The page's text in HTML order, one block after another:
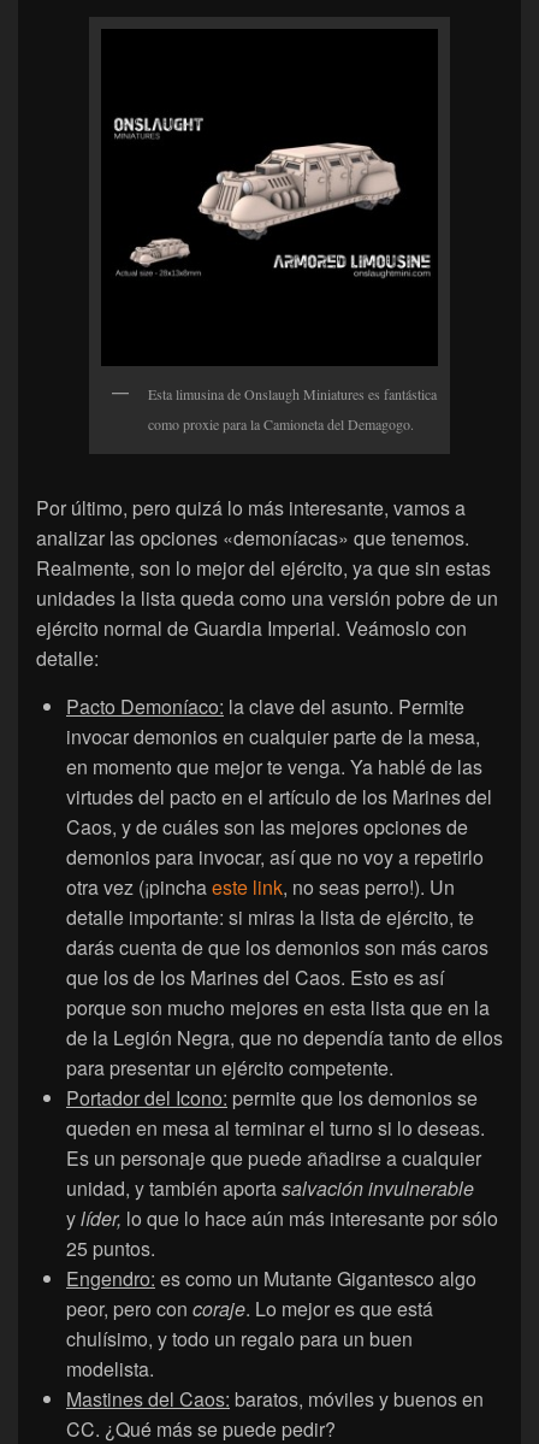
Esta limusina de Onslaugh Miniatures es fantástica
como proxie para la Camioneta del Demagogo.
Por último, pero quizá lo más interesante, vamos a
analizar las opciones «demoníacas» que tenemos.
Realmente, son lo mejor del ejército, ya que sin estas
unidades la lista queda como una versión pobre de un
ejército normal de Guardia Imperial. Veámoslo con
detalle:
Pacto Demoníaco: la clave del asunto. Permite
invocar demonios en cualquier parte de la mesa,
en momento que mejor te venga. Ya hablé de las
virtudes del pacto en el artículo de los Marines del
Caos, y de cuáles son las mejores opciones de
demonios para invocar, así que no voy a repetirlo
otra vez (¡pinchaeste link, no seas perro!). Un
detalle importante: si miras la lista de ejército, te
darás cuenta de que los demonios son más caros
que los de los Marines del Caos. Esto es así
porque son mucho mejores en esta lista que en la
de la Legión Negra, que no dependía tanto de ellos
para presentar un ejército competente.
Portador del Icono: permite que los demonios se
queden en mesa al terminar el turno si lo deseas.
Es un personaje que puede añadirse a cualquier
unidad, y también aportasalvación invulnerable
ylíder, lo que lo hace aún más interesante por sólo
25 puntos.
Engendro: es como un Mutante Gigantesco algo
peor, pero con coraje. Lo mejor es que está
chulísimo, y todo un regalo para un buen
modelista.
Mastines del Caos: baratos, móviles y buenos en
CC. ¿Qué más se puede pedir?